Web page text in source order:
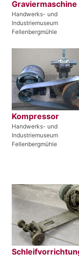
Graviermaschine
Handwerks- und
Industriemuseum
Fellenbergmühle
Kompressor
Handwerks- und
Industriemuseum
Fellenbergmühle